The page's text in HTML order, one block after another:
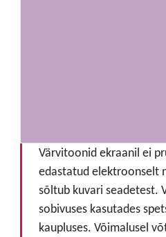
Värvitoonid ekraanil ei
edastatud elektroonselt
sõltub kuvari seadetest.
sobivuses kasutades
kaupluses. Võimalusel